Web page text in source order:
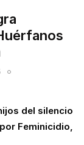
del silencio
Feminicidio,